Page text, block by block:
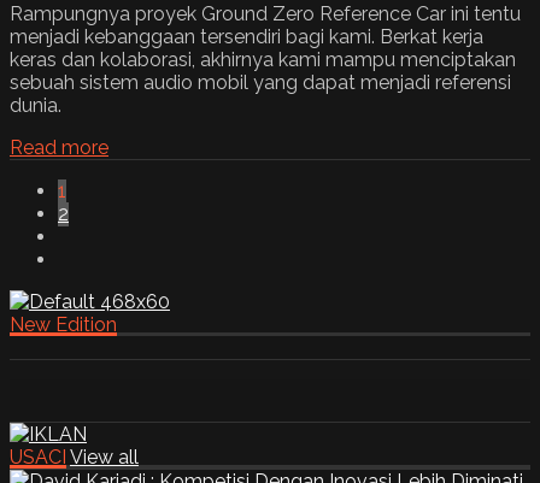
Rampungnya proyek Ground Zero Reference Car ini tentu
menjadi kebanggaan tersendiri bagi kami. Berkat kerja
keras dan kolaborasi, akhirnya kami mampu menciptakan
sebuah sistem audio mobil yang dapat menjadi referensi
dunia.
Read more
1
2
New Edition
USACI View all